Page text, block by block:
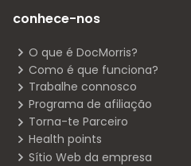
conhece-nos
O que é DocMorris?
Como é que funciona?
Trabalhe connosco
Programa de afiliação
Torna-te Parceiro
Health points
Sítio Web da empresa